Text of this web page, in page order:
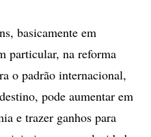
basicamente em
particular, na reforma
o padrão internacional,
pode aumentar em
e trazer ganhos para